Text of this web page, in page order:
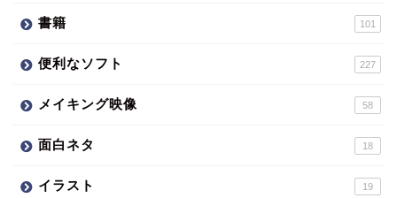
書籍 101
便利なソフト 227
メイキング映像 58
面白ネタ 18
イラスト 19